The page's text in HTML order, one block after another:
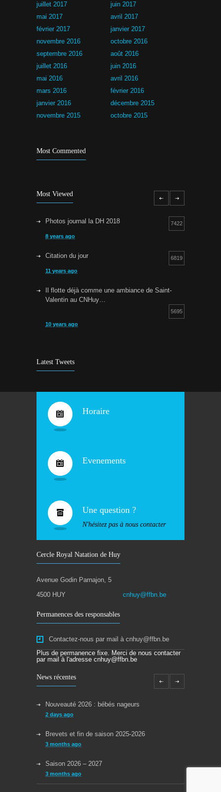
juillet 2017
juin 2017
mai 2017
avril 2017
février 2017
janvier 2017
novembre 2016
octobre 2016
septembre 2016
août 2016
juillet 2016
juin 2016
mai 2016
avril 2016
mars 2016
février 2016
janvier 2016
décembre 2015
novembre 2015
octobre 2015
Most Commented
Most Viewed
Photos journal la DH 2018 7422
8 years ago
Citation du jour 6819
11 years ago
Il flotte déjà comme une ambiance de Saint-
Valentin au CNHuy…
5695
10 years ago
9 years ago
10 years ago
Latest Tweets
Horaire
Evenements
Une question ?
N'hésitez pas à nous contacter
Cercle Royal Natation de Huy
Avenue Godin Parnajon, 5
4500 HUY
cnhuy@ffbn.be
Permanences des responsables
Contactez-nous par mail à cnhuy@ffbn.be
Plus de permanence fixe. Merci de nous contacter
par mail à l'adresse cnhuy@ffbn.be
News récentes
Nouveauté 2026 : bébés nageurs
2 days ago
Brevets et fin de saison 2025-2026
3 months ago
Saison 2026 – 2027
3 months ago